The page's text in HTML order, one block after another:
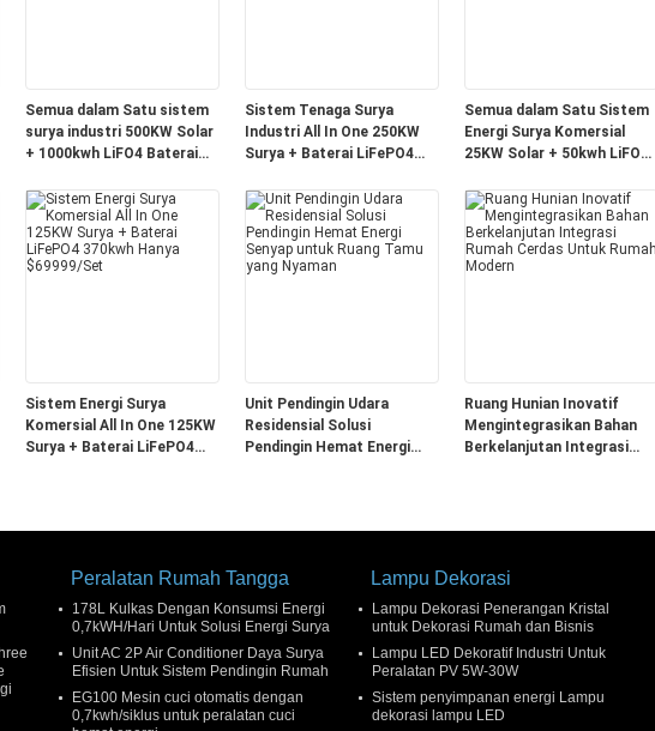
Semua dalam Satu sistem
surya industri 500KW Solar
+ 1000kwh LiFO4 Baterai
Sistem Tenaga Surya
Industri All In One 250KW
Surya + Baterai LiFePO4
Semua dalam Satu Sistem
Energi Surya Komersial
25KW Solar + 50kwh LiFO4
Sistem Energi Surya
Komersial All In One 125KW
Surya + Baterai LiFePO4
Unit Pendingin Udara
Residensial Solusi
Pendingin Hemat Energi
Ruang Hunian Inovatif
Mengintegrasikan Bahan
Berkelanjutan Integrasi
Peralatan Rumah Tangga
178L Kulkas Dengan Konsumsi Energi
0,7kWH/Hari Untuk Solusi Energi Surya
Unit AC 2P Air Conditioner Daya Surya
Efisien Untuk Sistem Pendingin Rumah
EG100 Mesin cuci otomatis dengan
0,7kwh/siklus untuk peralatan cuci
Lampu Dekorasi
Lampu Dekorasi Penerangan Kristal
untuk Dekorasi Rumah dan Bisnis
Lampu LED Dekoratif Industri Untuk
Peralatan PV 5W-30W
Sistem penyimpanan energi Lampu
dekorasi lampu LED